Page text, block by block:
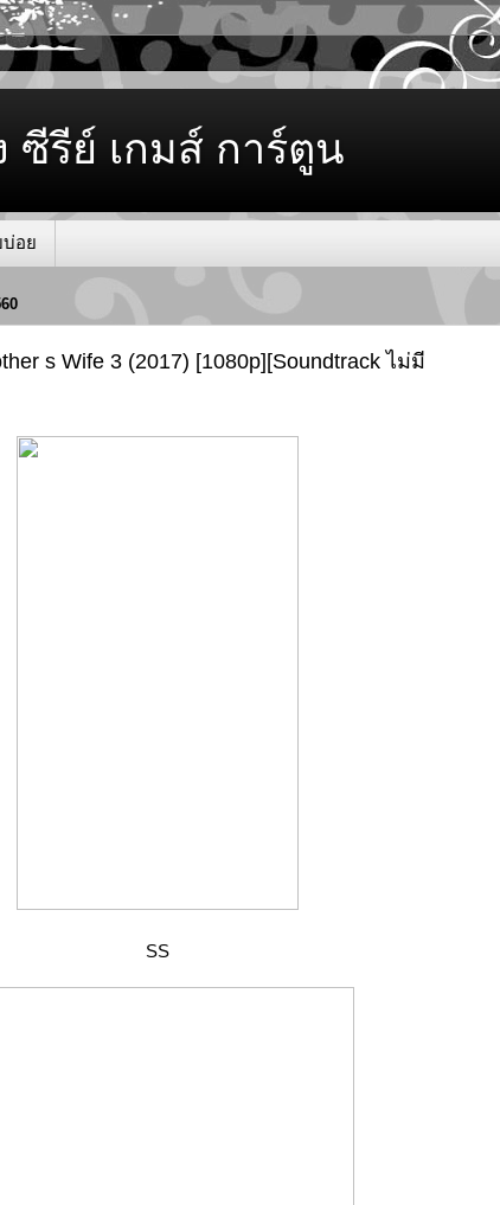
ซีรีย์ เกมส์ การ์ตูน
อย
s Wife 3 (2017) [1080p][Soundtrack ไม่มี
SS